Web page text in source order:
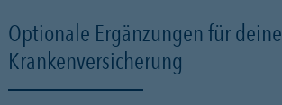
Optionale Ergänzungen für deine
Krankenversicherung